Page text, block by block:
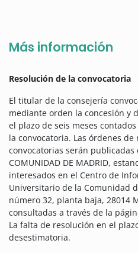
Más información
Resolución de la convocatoria
El titular de la consejería
mediante orden la concesión y
el plazo de seis meses
la convocatoria. Las órdenes de
convocatorias serán publicadas
COMUNIDAD DE MADRID,
interesados en el Centro de
Universitario de la Comunidad
número 32, planta baja, 28014
consultadas a través de la
La falta de resolución en el
desestimatoria.